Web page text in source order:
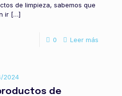
de limpieza, sabemos que
ir […]
0 Leer más
2024
de